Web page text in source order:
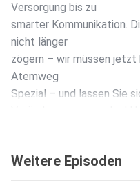
Versorgung bis zu
smarter Kommunikation.
nicht länger
zögern – wir müssen jetzt
Atemweg
Spezial – und lassen Sie
Veränderung zu werden!
Klimawandel und
Weitere Episoden